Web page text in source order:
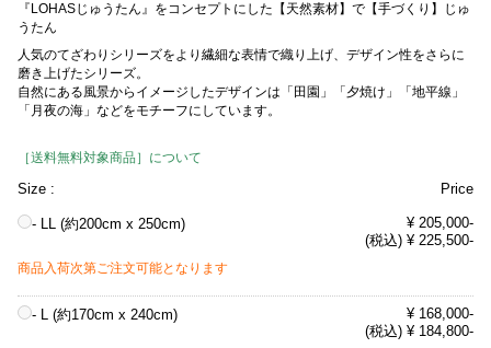
『LOHASじゅうたん』をコンセプトにした【天然素材】で【手づくり】じゅ
うたん
人気のてざわりシリーズをより繊細な表情で織り上げ、デザイン性をさらに
磨き上げたシリーズ。
自然にある風景からイメージしたデザインは「田園」「夕焼け」「地平線」
「月夜の海」などをモチーフにしています。
［送料無料対象商品］について
Size : Price
- LL (約200cm x 250cm)
¥ 205,000-
(税込) ¥ 225,500-
商品入荷次第ご注文可能となります
- L (約170cm x 240cm)
¥ 168,000-
(税込) ¥ 184,800-